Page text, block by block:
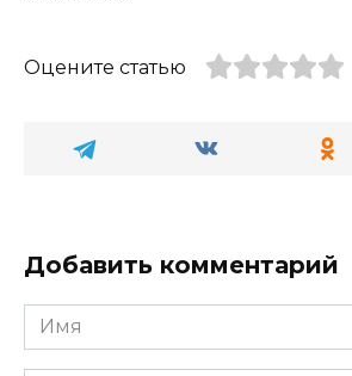
Оцените статью
Добавить комментарий
Имя
*